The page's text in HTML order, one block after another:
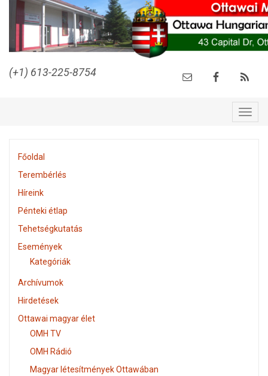
(+1) 613-225-8754
Főoldal
Terembérlés
Híreink
Pénteki étlap
Tehetségkutatás
Események
Kategóriák
Archívumok
Hirdetések
Ottawai magyar élet
OMH TV
OMH Rádió
Magyar létesítmények Ottawában